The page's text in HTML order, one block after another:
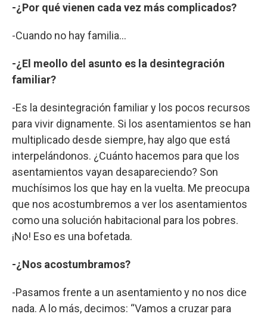
-¿Por qué vienen cada vez más complicados?
-Cuando no hay familia...
-¿El meollo del asunto es la desintegración
familiar?
-Es la desintegración familiar y los pocos recursos
para vivir dignamente. Si los asentamientos se han
multiplicado desde siempre, hay algo que está
interpelándonos. ¿Cuánto hacemos para que los
asentamientos vayan desapareciendo? Son
muchísimos los que hay en la vuelta. Me preocupa
que nos acostumbremos a ver los asentamientos
como una solución habitacional para los pobres.
¡No! Eso es una bofetada.
-¿Nos acostumbramos?
-Pasamos frente a un asentamiento y no nos dice
nada. A lo más, decimos: “Vamos a cruzar para